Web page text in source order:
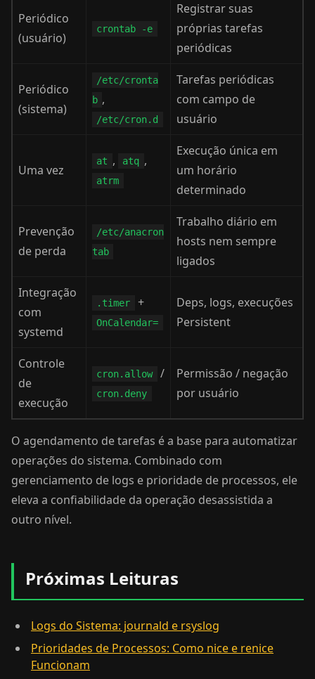
Periódico
(usuário)
crontab -e
Registrar suas
próprias tarefas
periódicas
Periódico
(sistema)
/etc/cronta
b ,
/etc/cron.d
Tarefas periódicas
com campo de
usuário
Uma vez
at , atq ,
atrm
Execução única em
um horário
determinado
Prevenção
de perda
/etc/anacron
tab
Trabalho diário em
hosts nem sempre
ligados
Integração
com
systemd
.timer +
OnCalendar=
Deps, logs, execuções
Persistent
Controle
de
execução
cron.allow /
cron.deny
Permissão / negação
por usuário
O agendamento de tarefas é a base para automatizar
operações do sistema. Combinado com
gerenciamento de logs e prioridade de processos, ele
eleva a confiabilidade da operação desassistida a
outro nível.
Próximas Leituras
Logs do Sistema: journald e rsyslog
Prioridades de Processos: Como nice e renice
Funcionam